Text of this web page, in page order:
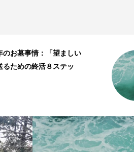
10年以上の歴史がある樹木葬、海洋
骨｜2015年、2016年の終活ビジネス